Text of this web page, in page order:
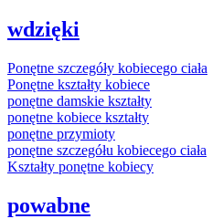
wdzięki
Ponętne szczegóły kobiecego ciała
Ponętne kształty kobiece
ponętne damskie kształty
ponętne kobiece kształty
ponętne przymioty
ponętne szczegółu kobiecego ciała
Kształty ponętne kobiecy
powabne